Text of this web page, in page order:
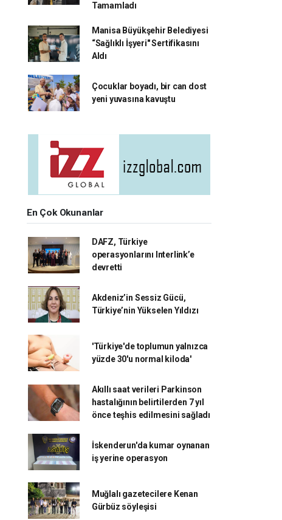
Tamamladı
Manisa Büyükşehir Belediyesi
“Sağlıklı İşyeri" Sertifikasını
Aldı
Çocuklar boyadı, bir can dost
yeni yuvasına kavuştu
En Çok Okunanlar
DAFZ, Türkiye
operasyonlarını Interlink’e
devretti
Akdeniz’in Sessiz Gücü,
Türkiye’nin Yükselen Yıldızı
'Türkiye'de toplumun yalnızca
yüzde 30'u normal kiloda'
Akıllı saat verileri Parkinson
hastalığının belirtilerden 7 yıl
önce teşhis edilmesini sağladı
İskenderun'da kumar oynanan
iş yerine operasyon
Muğlalı gazetecilere Kenan
Gürbüz söyleşisi